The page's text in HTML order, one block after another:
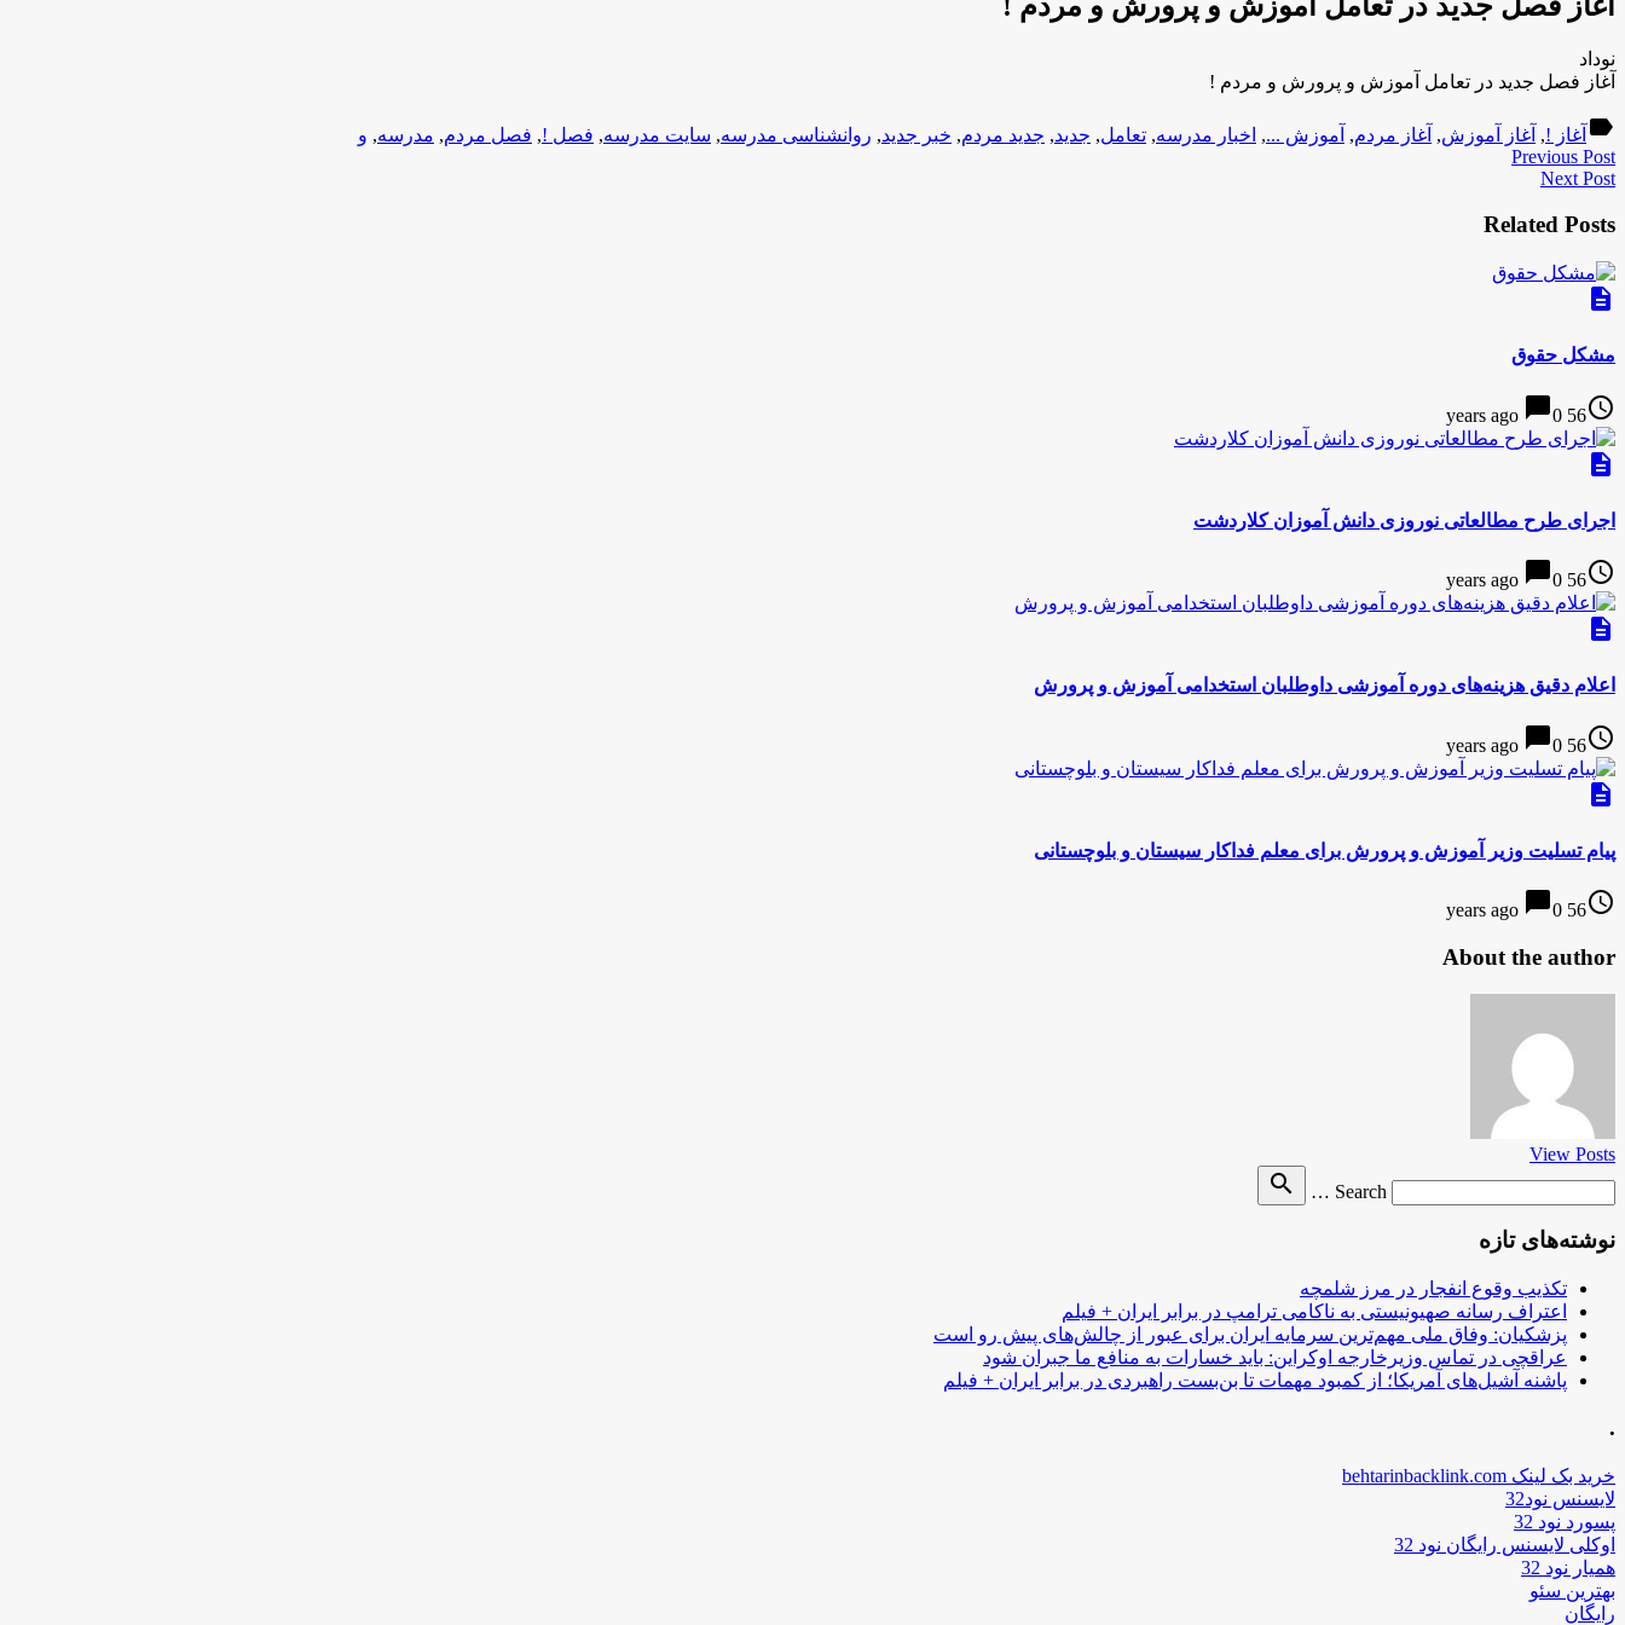
نوداد
آغاز فصل جدید در تعامل آموزش و پرورش و مردم !
label آغاز !, آغاز آموزش, آغاز مردم, آموزش ..., اخبار مدرسه, تعامل, جدید, جدید مردم, خبر جدید, روانشناسی مدرسه, سایت مدرسه, فصل !, فصل مردم, مدرسه, و
Previous Post
Next Post
Related Posts
description
مشکل حقوق
access_time
56 years ago
chat_bubble0
description
اجرای طرح مطالعاتی نوروزی دانش آموزان کلاردشت
access_time
56 years ago
chat_bubble0
description
اعلام دقیق هزینه‌های دوره آموزشی داوطلبان استخدامی آموزش و پرورش
access_time
56 years ago
chat_bubble0
description
پیام تسلیت وزیر آموزش و پرورش برای معلم فداکار سیستان و بلوچستانی
access_time
56 years ago
chat_bubble0
About the author
View Posts
Search …
search
نوشته‌های تازه
تکذیب وقوع انفجار در مرز شلمچه
اعتراف رسانه صهیونیستی به ناکامی ترامپ در برابر ایران + فیلم
پزشکیان: وفاق ملی مهم‌ترین سرمایه ایران برای عبور از چالش‌های پیش رو است
عراقچی در تماس وزیرخارجه اوکراین: باید خسارات به منافع ما جبران شود
پاشنه آشیل‌های آمریکا؛ از کمبود مهمات تا بن‌بست راهبردی در برابر ایران + فیلم
.
خرید بک لینک behtarinbacklink.com
لایسنس نود32
پسورد نود 32
اوکلی لایسنس رایگان نود 32
همیار نود 32
بهترین سئو
رایگان